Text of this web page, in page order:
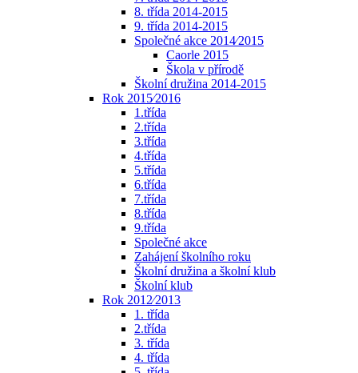
8. třída 2014-2015
9. třída 2014-2015
Společné akce 2014⁄2015
Caorle 2015
Škola v přírodě
Školní družina 2014-2015
Rok 2015⁄2016
1.třída
2.třída
3.třída
4.třída
5.třída
6.třída
7.třída
8.třída
9.třída
Společné akce
Zahájení školního roku
Školní družina a školní klub
Školní klub
Rok 2012⁄2013
1. třída
2.třída
3. třída
4. třída